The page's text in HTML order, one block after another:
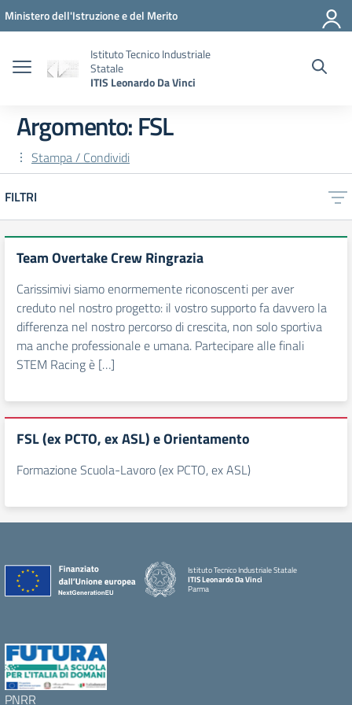
Vai ai contenuti
Vai al menu di navigazione
Vai al footer
Ministero dell'Istruzione e del Merito
Istituto Tecnico Industriale
Statale
ITIS Leonardo Da Vinci
Argomento: FSL
Stampa / Condividi
FILTRI
Team Overtake Crew Ringrazia
Carissimivi siamo enormemente riconoscenti per aver
creduto nel nostro progetto: il vostro supporto fa davvero la
differenza nel nostro percorso di crescita, non solo sportiva
ma anche professionale e umana. Partecipare alle finali
STEM Racing è […]
FSL (ex PCTO, ex ASL) e Orientamento
Formazione Scuola-Lavoro (ex PCTO, ex ASL)
Istituto Tecnico Industriale Statale
ITIS Leonardo Da Vinci
Parma
PNRR